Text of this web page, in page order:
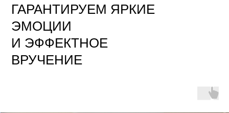
ГАРАНТИРУЕМ ЯРКИЕ
ЭМОЦИИ
И ЭФФЕКТНОЕ
ВРУЧЕНИЕ